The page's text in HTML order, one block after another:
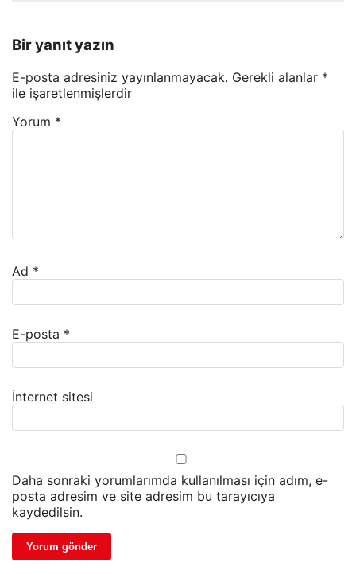
Bir yanıt yazın
E-posta adresiniz yayınlanmayacak. Gerekli alanlar *
ile işaretlenmişlerdir
Yorum *
Ad *
E-posta *
İnternet sitesi
Daha sonraki yorumlarımda kullanılması için adım, e-
posta adresim ve site adresim bu tarayıcıya
kaydedilsin.